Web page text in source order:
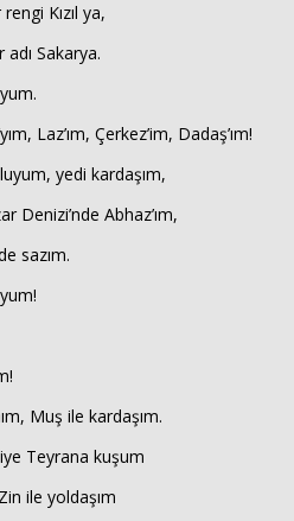
Kızıl ya,
adı Sakarya.
Laz’ım, Çerkez’im, Dadaş’ım!
yedi kardaşım,
Denizi’nde Abhaz’ım,
sazım.
Muş ile kardaşım.
Teyrana kuşum
ile yoldaşım